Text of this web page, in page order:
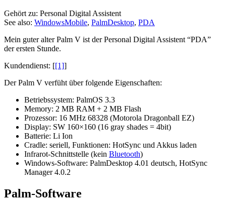
Gehört zu: Personal Digital Assistent
See also: WindowsMobile, PalmDesktop, PDA
Mein guter alter Palm V ist der Personal Digital Assistent “PDA”
der ersten Stunde.
Kundendienst: [[1]]
Der Palm V verfüht über folgende Eigenschaften:
Betriebssystem: PalmOS 3.3
Memory: 2 MB RAM + 2 MB Flash
Prozessor: 16 MHz 68328 (Motorola Dragonball EZ)
Display: SW 160×160 (16 gray shades = 4bit)
Batterie: Li Ion
Cradle: seriell, Funktionen: HotSync und Akkus laden
Infrarot-Schnittstelle (kein Bluetooth)
Windows-Software: PalmDesktop 4.01 deutsch, HotSync
Manager 4.0.2
Palm-Software